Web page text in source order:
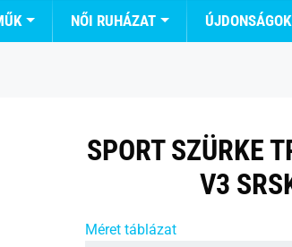
NŐI RUHÁZAT ÚJDONSÁGOK
SPORT SZÜRKE
V3
Méret táblázat